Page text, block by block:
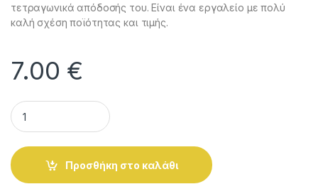
τετραγωνικά απόδοσής του. Είναι ένα εργαλείο με πολύ
καλή σχέση ποϊότητας και τιμής.
7.00 €
Ρολό Βαψίματος FRANIE ν.18 (18 cm) quantity
Προσθήκη στο καλάθι